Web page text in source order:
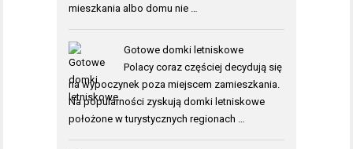
mieszkania albo domu nie …
Gotowe domki letniskowe
Polacy coraz częściej decydują się
na wypoczynek poza miejscem zamieszkania.
Na popularności zyskują domki letniskowe
położone w turystycznych regionach …